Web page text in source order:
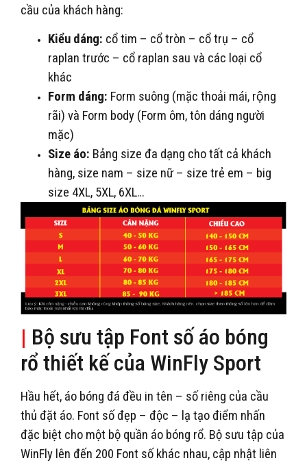
cầu của khách hàng:
Kiểu dáng: cổ tim – cổ tròn – cổ trụ – cổ
raplan trước – cổ raplan sau và các loại cổ
khác
Form dáng: Form suông (mặc thoải mái, rộng
rãi) và Form body (Form ôm, tôn dáng người
mặc)
Size áo: Bảng size đa dạng cho tất cả khách
hàng, size nam – size nữ – size trẻ em – big
size 4XL, 5XL, 6XL…
| Bộ sưu tập Font số áo bóng
rổ thiết kế của WinFly Sport
Hầu hết, áo bóng đá đều in tên – số riêng của cầu
thủ đặt áo. Font số đẹp – độc – lạ tạo điểm nhấn
đặc biệt cho một bộ quần áo bóng rổ. Bộ sưu tập của
WinFly lên đến 200 Font số khác nhau, cập nhật liên